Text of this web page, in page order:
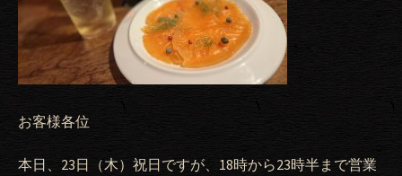
お客様各位
本日、23日（木）祝日ですが、18時から23時半まで営業